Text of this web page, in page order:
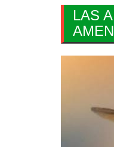
LAS